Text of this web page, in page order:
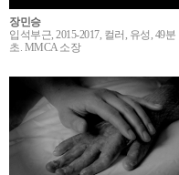
장민승
입석부근, 2015-2017, 컬러, 유성, 49분
초. MMCA 소장